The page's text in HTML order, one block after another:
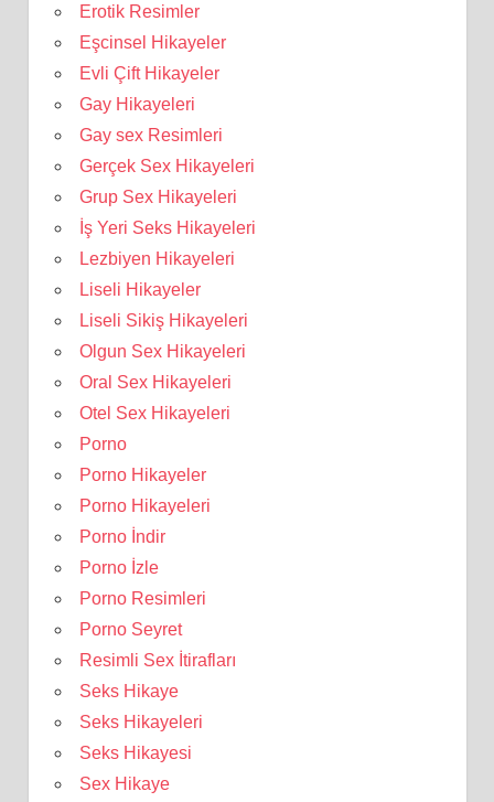
Erotik Resimler
Eşcinsel Hikayeler
Evli Çift Hikayeler
Gay Hikayeleri
Gay sex Resimleri
Gerçek Sex Hikayeleri
Grup Sex Hikayeleri
İş Yeri Seks Hikayeleri
Lezbiyen Hikayeleri
Liseli Hikayeler
Liseli Sikiş Hikayeleri
Olgun Sex Hikayeleri
Oral Sex Hikayeleri
Otel Sex Hikayeleri
Porno
Porno Hikayeler
Porno Hikayeleri
Porno İndir
Porno İzle
Porno Resimleri
Porno Seyret
Resimli Sex İtirafları
Seks Hikaye
Seks Hikayeleri
Seks Hikayesi
Sex Hikaye